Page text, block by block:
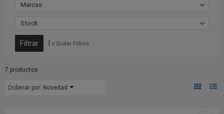
Marcas
Stock
x Quitar Filtros
7 productos
Ordenar por: Novedad